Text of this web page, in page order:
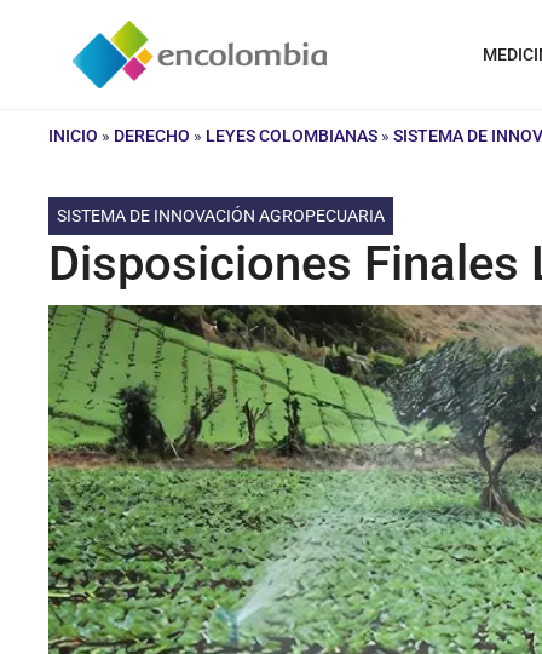
contenido
INICIO » DERECHO » LEYES COLOMBIANAS » SISTEMA DE
SISTEMA DE INNOVACIÓN AGROPECUARIA
Disposiciones Finales